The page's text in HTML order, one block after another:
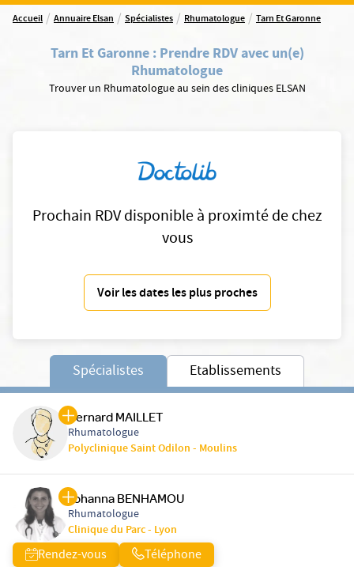
Accueil / Annuaire Elsan / Spécialistes / Rhumatologue / Tarn Et Garonne
Tarn Et Garonne: Prendre RDV avec un(e)
Rhumatologue
Trouver un Rhumatologue au sein des cliniques ELSAN
Prochain RDV disponible à proximté de chez
vous
Voir les dates les plus proches
Spécialistes Etablissements
Bernard MAILLET
Rhumatologue
Polyclinique Saint Odilon - Moulins
Johanna BENHAMOU
Rhumatologue
Clinique du Parc - Lyon
Rendez-vous Téléphone